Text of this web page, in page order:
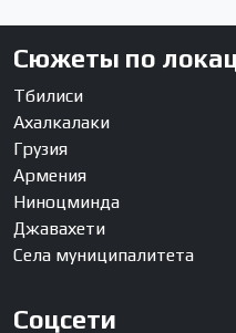
Сюжеты по
Тбилиси
Ахалкалаки
Грузия
Армения
Ниноцминда
Джавахети
Села муниципалитета
Соцсети